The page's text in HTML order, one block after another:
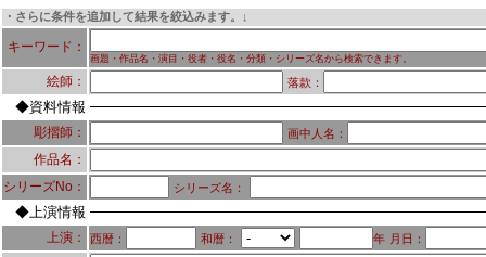
・さらに条件を追加して結果を絞込みます。↓
キーワード：
画題・作品名・演目・役者・役名・分類・シリーズ名から検索できます。
絵師： 落款：
◆資料情報
彫摺師： 画中人名：
作品名：
シリーズNo：
シリーズ名：
◆上演情報
上演： 西暦： 和暦： 年 月日：